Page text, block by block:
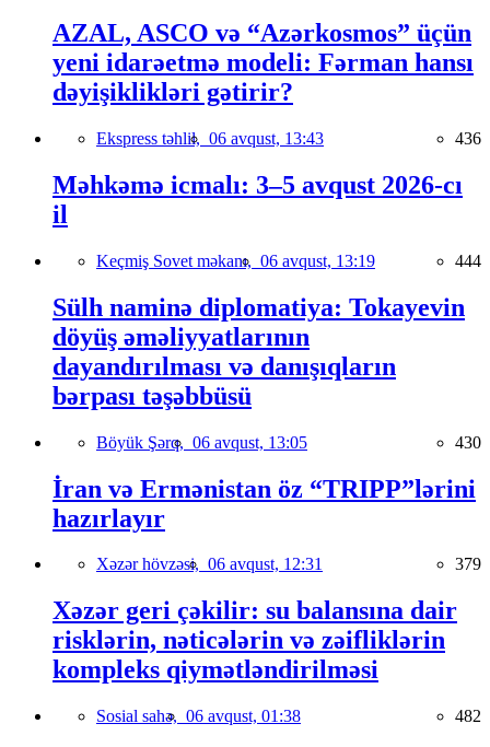
AZAL, ASCO və “Azərkosmos” üçün
yeni idarəetmə modeli: Fərman hansı
dəyişiklikləri gətirir?
Ekspress təhlil, 06 avqust, 13:43 436
Məhkəmə icmalı: 3–5 avqust 2026-cı
il
Keçmiş Sovet məkanı, 06 avqust, 13:19 444
Sülh naminə diplomatiya: Tokayevin
döyüş əməliyyatlarının
dayandırılması və danışıqların
bərpası təşəbbüsü
Böyük Şərq, 06 avqust, 13:05 430
İran və Ermənistan öz “TRIPP”lərini
hazırlayır
Xəzər hövzəsi, 06 avqust, 12:31 379
Xəzər geri çəkilir: su balansına dair
risklərin, nəticələrin və zəifliklərin
kompleks qiymətləndirilməsi
Sosial sahə, 06 avqust, 01:38 482